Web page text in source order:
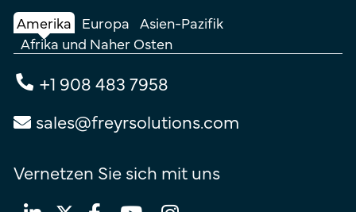
Amerika Europa Asien-Pazifik
Afrika und Naher Osten
+1 908 483 7958
sales@freyrsolutions.com
Vernetzen Sie sich mit uns